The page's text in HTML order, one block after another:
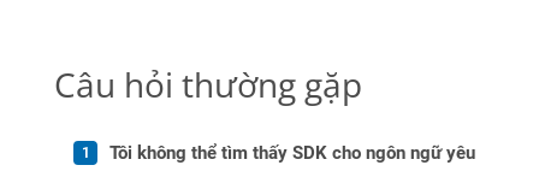
Câu hỏi thường gặp
Tôi không thể tìm thấy SDK cho ngôn ngữ yêu